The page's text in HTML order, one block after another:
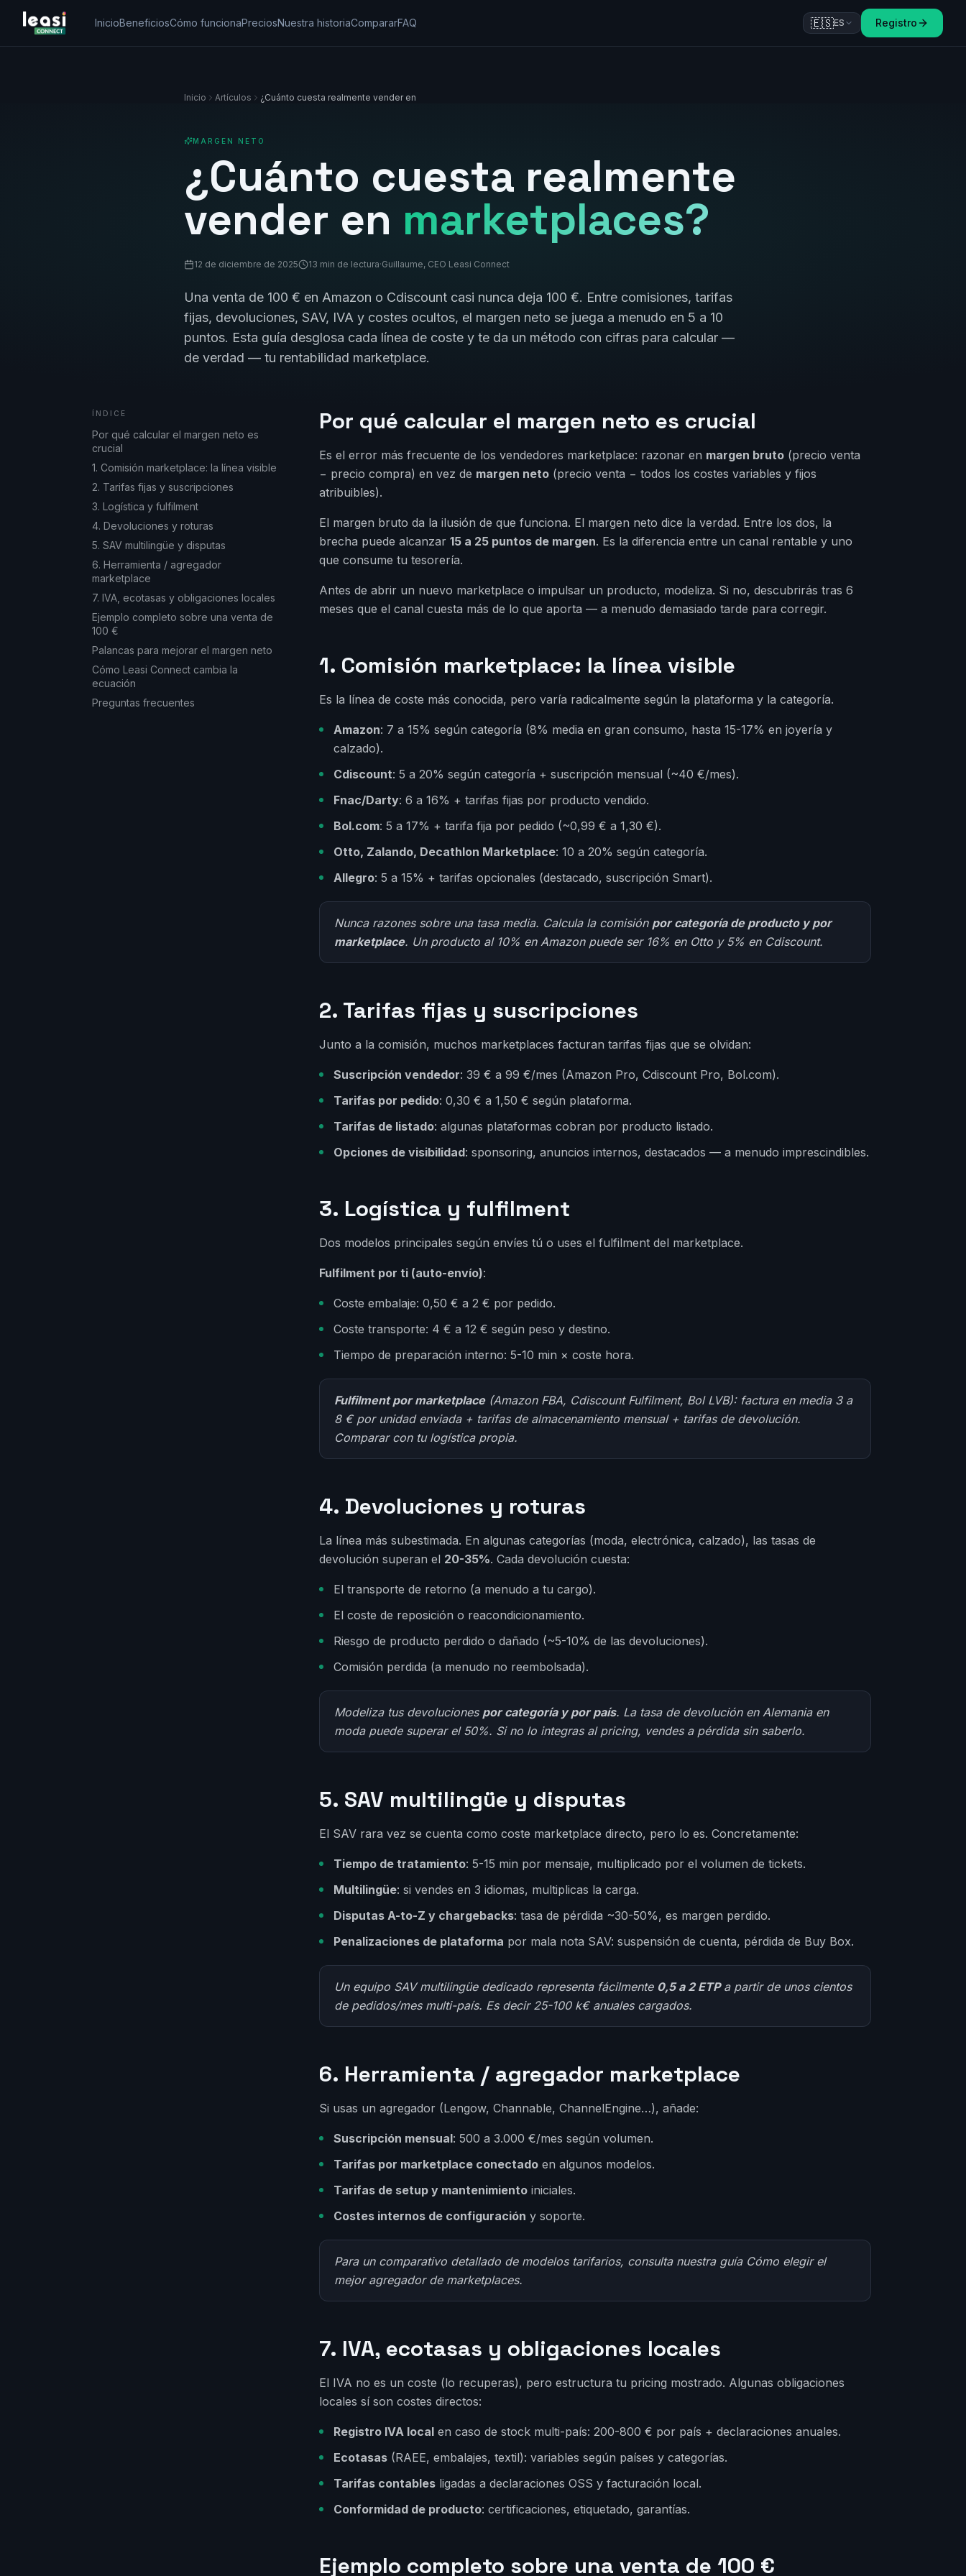
InicioBeneficiosCómo funcionaPreciosNuestra historiaCompararFAQ 🇪🇸ES Registro
Inicio Artículos ¿Cuánto cuesta realmente vender en
MARGEN NETO
¿Cuánto cuesta realmente
vender en marketplaces?
12 de diciembre de 2025 13 min de lectura·Guillaume, CEO Leasi Connect
Una venta de 100 € en Amazon o Cdiscount casi nunca deja 100 €. Entre comisiones, tarifas
fijas, devoluciones, SAV, IVA y costes ocultos, el margen neto se juega a menudo en 5 a 10
puntos. Esta guía desglosa cada línea de coste y te da un método con cifras para calcular —
de verdad — tu rentabilidad marketplace.
ÍNDICE
Por qué calcular el margen neto es
crucial
1. Comisión marketplace: la línea visible
2. Tarifas fijas y suscripciones
3. Logística y fulfilment
4. Devoluciones y roturas
5. SAV multilingüe y disputas
6. Herramienta / agregador
marketplace
7. IVA, ecotasas y obligaciones locales
Ejemplo completo sobre una venta de
100 €
Palancas para mejorar el margen neto
Cómo Leasi Connect cambia la
ecuación
Preguntas frecuentes
Por qué calcular el margen neto es crucial
Es el error más frecuente de los vendedores marketplace: razonar en margen bruto (precio venta
− precio compra) en vez de margen neto (precio venta − todos los costes variables y fijos
atribuibles).
El margen bruto da la ilusión de que funciona. El margen neto dice la verdad. Entre los dos, la
brecha puede alcanzar 15 a 25 puntos de margen. Es la diferencia entre un canal rentable y uno
que consume tu tesorería.
Antes de abrir un nuevo marketplace o impulsar un producto, modeliza. Si no, descubrirás tras 6
meses que el canal cuesta más de lo que aporta — a menudo demasiado tarde para corregir.
1. Comisión marketplace: la línea visible
Es la línea de coste más conocida, pero varía radicalmente según la plataforma y la categoría.
Amazon: 7 a 15% según categoría (8% media en gran consumo, hasta 15-17% en joyería y
calzado).
Cdiscount: 5 a 20% según categoría + suscripción mensual (~40 €/mes).
Fnac/Darty: 6 a 16% + tarifas fijas por producto vendido.
Bol.com: 5 a 17% + tarifa fija por pedido (~0,99 € a 1,30 €).
Otto, Zalando, Decathlon Marketplace: 10 a 20% según categoría.
Allegro: 5 a 15% + tarifas opcionales (destacado, suscripción Smart).
Nunca razones sobre una tasa media. Calcula la comisión por categoría de producto y por
marketplace. Un producto al 10% en Amazon puede ser 16% en Otto y 5% en Cdiscount.
2. Tarifas fijas y suscripciones
Junto a la comisión, muchos marketplaces facturan tarifas fijas que se olvidan:
Suscripción vendedor: 39 € a 99 €/mes (Amazon Pro, Cdiscount Pro, Bol.com).
Tarifas por pedido: 0,30 € a 1,50 € según plataforma.
Tarifas de listado: algunas plataformas cobran por producto listado.
Opciones de visibilidad: sponsoring, anuncios internos, destacados — a menudo imprescindibles.
3. Logística y fulfilment
Dos modelos principales según envíes tú o uses el fulfilment del marketplace.
Fulfilment por ti (auto-envío):
Coste embalaje: 0,50 € a 2 € por pedido.
Coste transporte: 4 € a 12 € según peso y destino.
Tiempo de preparación interno: 5-10 min × coste hora.
Fulfilment por marketplace(Amazon FBA, Cdiscount Fulfilment, Bol LVB): factura en media 3 a
8 € por unidad enviada + tarifas de almacenamiento mensual + tarifas de devolución.
Comparar con tu logística propia.
4. Devoluciones y roturas
La línea más subestimada. En algunas categorías (moda, electrónica, calzado), las tasas de
devolución superan el 20-35%. Cada devolución cuesta:
El transporte de retorno (a menudo a tu cargo).
El coste de reposición o reacondicionamiento.
Riesgo de producto perdido o dañado (~5-10% de las devoluciones).
Comisión perdida (a menudo no reembolsada).
Modeliza tus devoluciones por categoría y por país. La tasa de devolución en Alemania en
moda puede superar el 50%. Si no lo integras al pricing, vendes a pérdida sin saberlo.
5. SAV multilingüe y disputas
El SAV rara vez se cuenta como coste marketplace directo, pero lo es. Concretamente:
Tiempo de tratamiento: 5-15 min por mensaje, multiplicado por el volumen de tickets.
Multilingüe: si vendes en 3 idiomas, multiplicas la carga.
Disputas A-to-Z y chargebacks: tasa de pérdida ~30-50%, es margen perdido.
Penalizaciones de plataforma por mala nota SAV: suspensión de cuenta, pérdida de Buy Box.
Un equipo SAV multilingüe dedicado representa fácilmente 0,5 a 2 ETPa partir de unos cientos
de pedidos/mes multi-país. Es decir 25-100 k€ anuales cargados.
6. Herramienta / agregador marketplace
Si usas un agregador (Lengow, Channable, ChannelEngine…), añade:
Suscripción mensual: 500 a 3.000 €/mes según volumen.
Tarifas por marketplace conectado en algunos modelos.
Tarifas de setup y mantenimiento iniciales.
Costes internos de configuración y soporte.
Para un comparativo detallado de modelos tarifarios, consulta nuestra guía Cómo elegir el
mejor agregador de marketplaces.
7. IVA, ecotasas y obligaciones locales
El IVA no es un coste (lo recuperas), pero estructura tu pricing mostrado. Algunas obligaciones
locales sí son costes directos:
Registro IVA local en caso de stock multi-país: 200-800 € por país + declaraciones anuales.
Ecotasas (RAEE, embalajes, textil): variables según países y categorías.
Tarifas contables ligadas a declaraciones OSS y facturación local.
Conformidad de producto: certificaciones, etiquetado, garantías.
Ejemplo completo sobre una venta de 100 €